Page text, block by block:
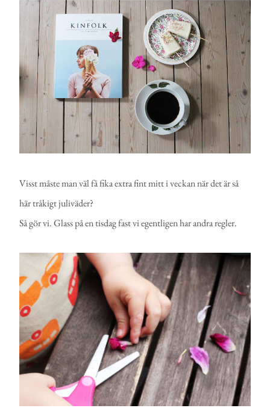
Visst måste man väl få fika extra fint mitt i veckan när det är så
här tråkigt juliväder?
Så gör vi. Glass på en tisdag fast vi egentligen har andra regler.